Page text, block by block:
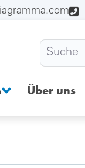
Über uns